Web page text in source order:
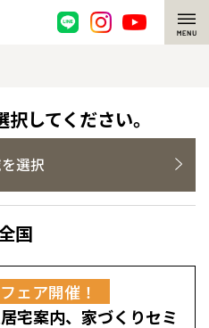
住宅してください。
選択
国
ェア開催！
宅案内、家づくりセミ